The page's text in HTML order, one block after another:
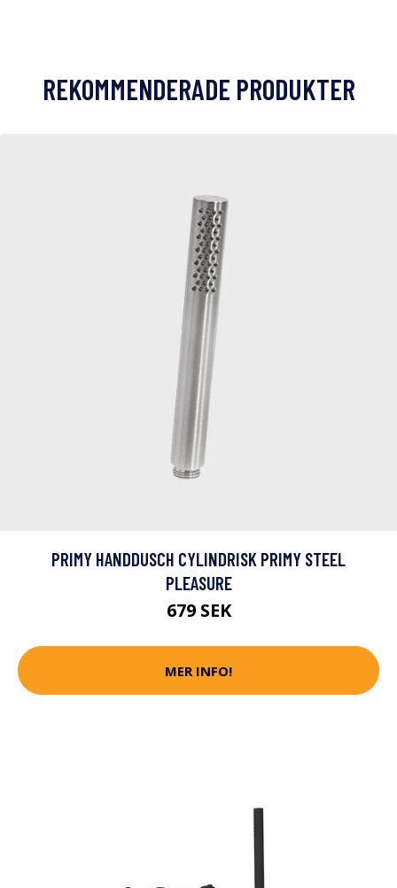
REKOMMENDERADE PRODUKTER
PRIMY HANDDUSCH CYLINDRISK PRIMY STEEL
PLEASURE
679 SEK
MER INFO!